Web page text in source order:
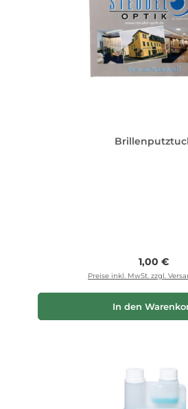
Regulärer
1,00 €
Preise inkl. MwSt. zzgl.
In den